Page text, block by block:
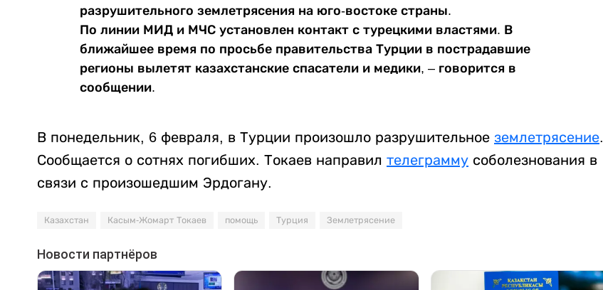
разрушительного землетрясения на юго-востоке страны.
По линии МИД и МЧС установлен контакт с турецкими властями. В
ближайшее время по просьбе правительства Турции в пострадавшие
регионы вылетят казахстанские спасатели и медики, – говорится в
сообщении.
В понедельник, 6 февраля, в Турции произошло разрушительное землетрясение.
Сообщается о сотнях погибших. Токаев направил телеграмму соболезнования в
связи с произошедшим Эрдогану.
Казахстан Касым-Жомарт Токаев помощь Турция Землетрясение